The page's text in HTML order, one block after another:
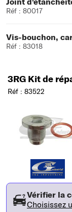
Réf : 80017
Vis-bouchon,
Réf : 83018
3RG Kit de
Réf : 83522
Vérifier la
Choisissez